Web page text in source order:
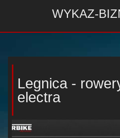
WYKAZ-
Legnica -
electra